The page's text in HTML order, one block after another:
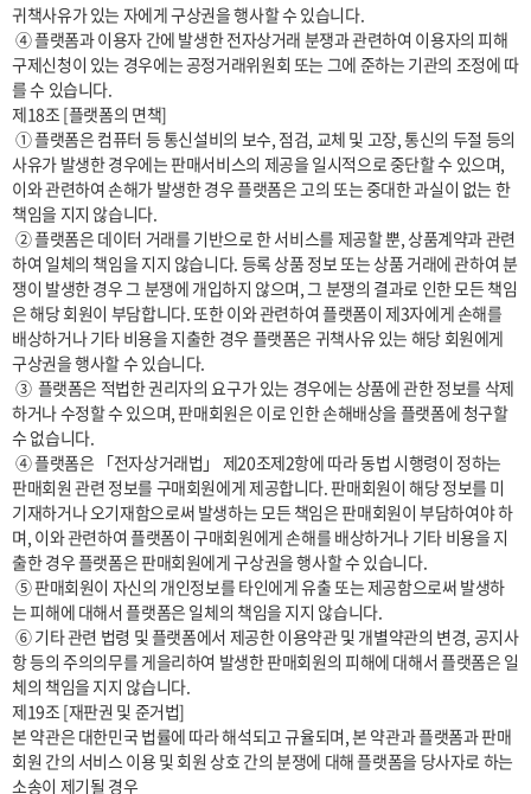
귀책사유가 있는 자에게 구상권을 행사할 수 있습니다.
구제신청이 있는 경우에는 공정거래위원회 또는 그에 준하는 기관의 조정에 따
를 수 있습니다.
제18조 [플랫폼의 면책]
사유가 발생한 경우에는 판매서비스의 제공을 일시적으로 중단할 수 있으며,
이와 관련하여 손해가 발생한 경우 플랫폼은 고의 또는 중대한 과실이 없는 한
책임을 지지 않습니다.
하여 일체의 책임을 지지 않습니다. 등록 상품 정보 또는 상품 거래에 관하여 분
쟁이 발생한 경우 그 분쟁에 개입하지 않으며, 그 분쟁의 결과로 인한 모든 책임
은 해당 회원이 부담합니다. 또한 이와 관련하여 플랫폼이 제3자에게 손해를
배상하거나 기타 비용을 지출한 경우 플랫폼은 귀책사유 있는 해당 회원에게
구상권을 행사할 수 있습니다.
하거나 수정할 수 있으며, 판매회원은 이로 인한 손해배상을 플랫폼에 청구할
수 없습니다.
판매회원 관련 정보를 구매회원에게 제공합니다. 판매회원이 해당 정보를 미
기재하거나 오기재함으로써 발생하는 모든 책임은 판매회원이 부담하여야 하
며, 이와 관련하여 플랫폼이 구매회원에게 손해를 배상하거나 기타 비용을 지
출한 경우 플랫폼은 판매회원에게 구상권을 행사할 수 있습니다.
는 피해에 대해서 플랫폼은 일체의 책임을 지지 않습니다.
항 등의 주의의무를 게을리하여 발생한 판매회원의 피해에 대해서 플랫폼은 일
체의 책임을 지지 않습니다.
제19조 [재판권 및 준거법]
본 약관은 대한민국 법률에 따라 해석되고 규율되며, 본 약관과 플랫폼과 판매
회원 간의 서비스 이용 및 회원 상호 간의 분쟁에 대해 플랫폼을 당사자로 하는
소송이 제기될 경우